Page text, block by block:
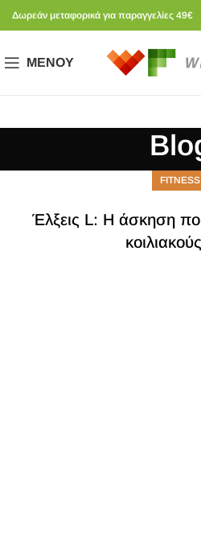
Δωρεάν μεταφορικά για παραγγελίες 49€
ΜΕΝΟΎ
FITNESS
Έλξεις L: Η άσκηση